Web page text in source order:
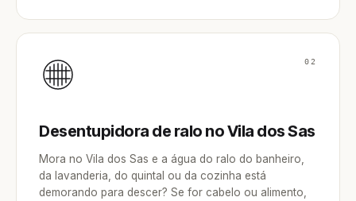
02
Desentupidora de ralo no Vila dos Sas
Mora no Vila dos Sas e a água do ralo do banheiro,
da lavanderia, do quintal ou da cozinha está
demorando para descer? Se for cabelo ou alimento,